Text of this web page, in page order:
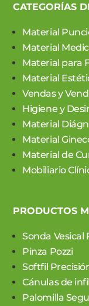
CATEGORÍAS
Material
Material
Material para
Material
Vendas y
Higiene y
Material
Material
Material de
Mobiliario
PRODUCTOS
Sonda Vesical
Pinza Pozzi
Softfil
Cánulas de
Palomilla